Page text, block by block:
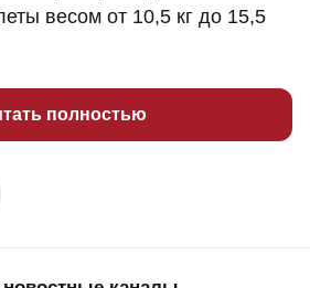
весом от 10,5 кг до 15,5
полностью